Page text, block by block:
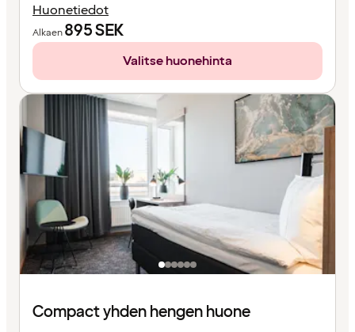
Huonetiedot
Alkaen895SEK
Valitse huonehinta
Compact yhden hengen huone